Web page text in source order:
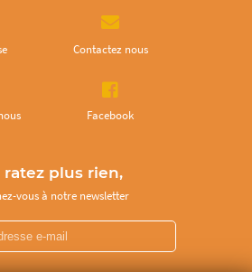
Contactez nous
Facebook
ratez plus rien,
vous à notre newsletter